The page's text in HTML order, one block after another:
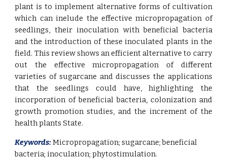
plant is to implement alternative forms of cultivation
which can inelude the effective micropropagation of
seedlings, their inoculation with beneficial bacteria
and the introduction of these inoculated plants in the
field. This review shows an efficient alternative to carry
out the effective micropropagation of different
varieties of sugarcane and discusses the applications
that the seedlings could have, highlighting the
incorporation of beneficial bacteria, colonization and
growth promotion studies, and the increment of the
health plants State.
Keywords: Micropropagation; sugarcane; beneficial
bacteria; inoculation; phytostimulation.